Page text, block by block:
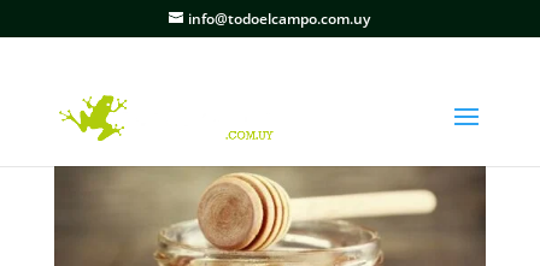
info@todoelcampo.com.uy